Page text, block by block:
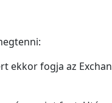
ekkor fogja az